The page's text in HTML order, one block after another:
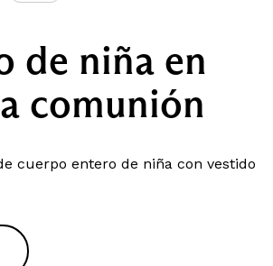
de niña en
comunión
cuerpo entero de niña con vestido